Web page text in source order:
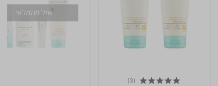
5.0 star rating
(3)
אזל מהמלאי